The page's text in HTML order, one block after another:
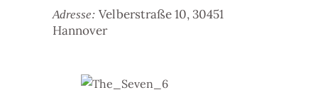
Adresse: Velberstraße 10, 30451
Hannover